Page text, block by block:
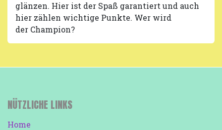
glänzen. Hier ist der Spaß garantiert und auch
hier zählen wichtige Punkte. Wer wird
der Champion?
NÜTZLICHE LINKS
Home